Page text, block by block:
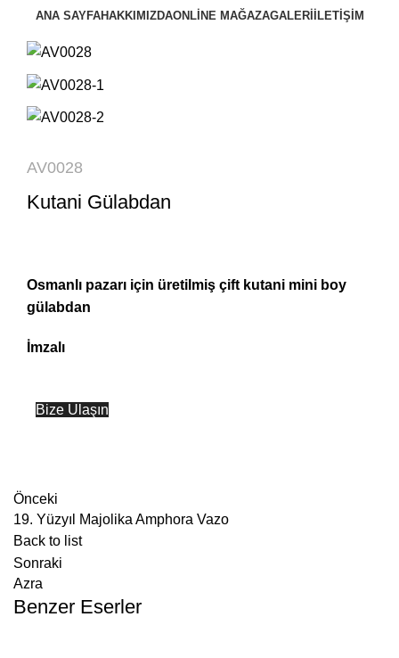
ANA SAYFAHAKKIMIZDAONLINE MAĞAZAGALERI İLETIŞIM
AV0028
Kutani Gülabdan
Osmanlı pazarı için üretilmiş çift kutani mini boy
gülabdan
İmzalı
Bize Ulaşın
Önceki
19. Yüzyıl Majolika Amphora Vazo
Back to list
Sonraki
Azra
Benzer Eserler